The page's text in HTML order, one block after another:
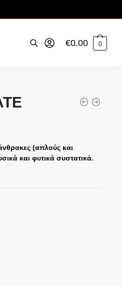
€0.00 0
(απλούς και
και φυτικά συστατικά.